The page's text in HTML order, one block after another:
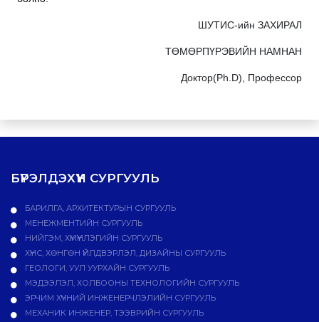
ШУТИС-ийн ЗАХИРАЛ
ТӨМӨРПҮРЭВИЙН НАМНАН
Доктор(Ph.D), Профессор
БҮРЭЛДЭХҮҮН СУРГУУЛЬ
БАРИЛГА, АРХИТЕКТУРЫН СУРГУУЛЬ
МЕНЕЖМЕНТИЙН СУРГУУЛЬ
НИЙГЭМ, ХҮМҮҮНЛЭГИЙН СУРГУУЛЬ
ХҮНС, ХӨНГӨН ҮЙЛДВЭРЛЭЛ, ДИЗАЙНЫ СУРГУУЛЬ
ГЕОЛОГИ, УУЛ УУРХАЙН СУРГУУЛЬ
МЭДЭЭЛЭЛ, ХОЛБООНЫ ТЕХНОЛОГИЙН СУРГУУЛЬ
ЭРЧИМ ХҮЧНИЙ ИНЖЕНЕРЧЛЭЛИЙН СУРГУУЛЬ
МЕХАНИК ИНЖЕНЕР, ТЭЭВРИЙН СУРГУУЛЬ